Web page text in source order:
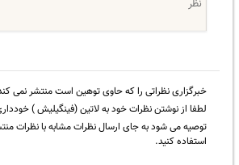
خبرگزاری نظراتی را که حاوی توهین است منتشر نمی
لطفا از نوشتن نظرات خود به لاتین (فینگیلیش )
توصیه می شود به جای ارسال نظرات مشابه با نظرات
استفاده کنید.